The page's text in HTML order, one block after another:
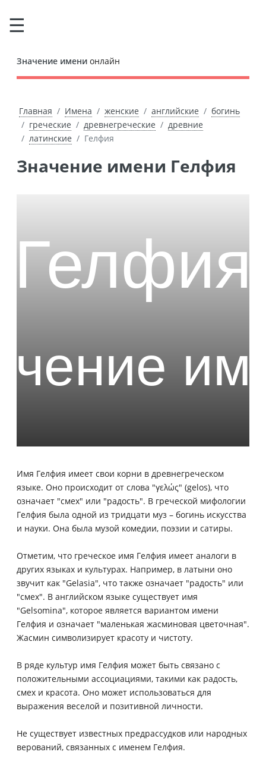
Значение имени онлайн
Главная Имена женские английские
богинь
греческие
древнегреческие
древние
латинские
Гелфия
Значение имени Гелфия
Имя Гелфия имеет свои корни в древнегреческом
языке. Оно происходит от слова "γελώς" (gelos), что
означает "смех" или "радость". В греческой мифологии
Гелфия была одной из тридцати муз – богинь искусства
и науки. Она была музой комедии, поэзии и сатиры.
Отметим, что греческое имя Гелфия имеет аналоги в
других языках и культурах. Например, в латыни оно
звучит как "Gelasia", что также означает "радость" или
"смех". В английском языке существует имя
"Gelsomina", которое является вариантом имени
Гелфия и означает "маленькая жасминовая цветочная".
Жасмин символизирует красоту и чистоту.
В ряде культур имя Гелфия может быть связано с
положительными ассоциациями, такими как радость,
смех и красота. Оно может использоваться для
выражения веселой и позитивной личности.
Не существует известных предрассудков или народных
верований, связанных с именем Гелфия.